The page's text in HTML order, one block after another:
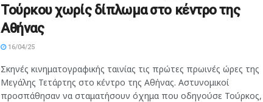
Τούρκου χωρίς δίπλωμα στο κέντρο της
Αθήνας
16/04/25
Σκηνές κινηματογραφικής ταινίας τις πρώτες πρωινές ώρες της
Μεγάλης Τετάρτης στο κέντρο της Αθήνας. Αστυνομικοί
προσπάθησαν να σταματήσουν όχημα που οδηγούσε Τούρκος,